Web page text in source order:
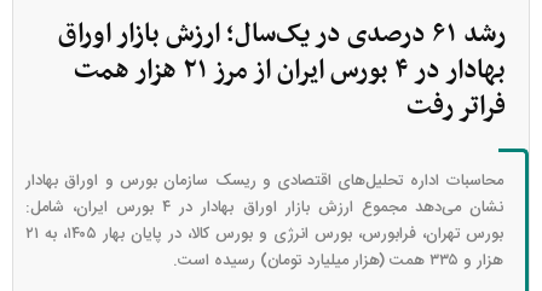
رشد ۶۱ درصدی در یک‌سال؛ ارزش بازار اوراق
بهادار در ۴ بورس ایران از مرز ۲۱ هزار همت
فراتر رفت
محاسبات اداره تحلیل‌های اقتصادی و ریسک سازمان بورس و اوراق بهادار
نشان می‌دهد مجموع ارزش بازار اوراق بهادار در ۴ بورس ایران، شامل:
بورس تهران، فرابورس، بورس انرژی و بورس کالا، در پایان بهار ۱۴۰۵، به ۲۱
هزار و ۳۳۵ همت (هزار میلیارد تومان) رسیده است.